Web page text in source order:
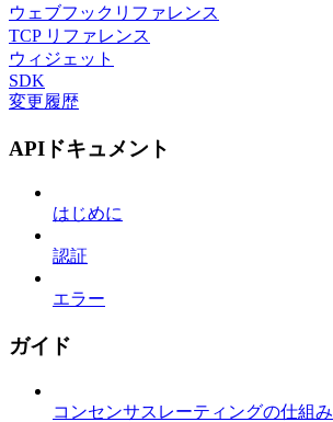
ウェブフックリファレンス
TCP リファレンス
ウィジェット
SDK
変更履歴
APIドキュメント
はじめに
認証
エラー
ガイド
コンセンサスレーティングの仕組み